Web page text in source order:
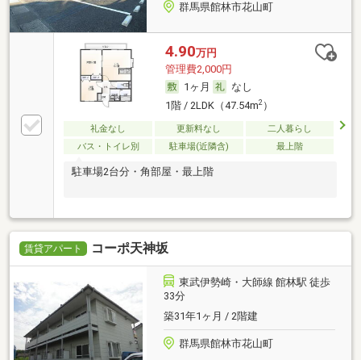
群馬県館林市花山町
4.90万円
管理費2,000円
1ヶ月
なし
1階 / 2LDK（47.54m2）
礼金なし 更新料なし
二人暮らし
バス・トイレ別
駐車場(近隣含) 最上階
駐車場2台分・角部屋・最上階
賃貸アパート コーポ天神坂
東武伊勢崎・大師線 館林駅 徒歩
33分
築31年1ヶ月 / 2階建
群馬県館林市花山町